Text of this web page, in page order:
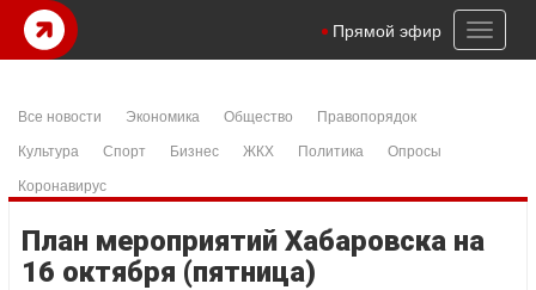
Toggle
Прямой эфир
Все новости Экономика Общество
Правопорядок
Культура
Спорт Бизнес ЖКХ Политика
Опросы
Коронавирус
План мероприятий Хабаровска на
16 октября (пятница)